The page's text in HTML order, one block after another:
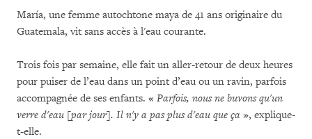
María, une femme autochtone maya de 41 ans originaire du
Guatemala, vit sans accès à l'eau courante.
Trois fois par semaine, elle fait un aller-retour de deux heures
pour puiser de l’eau dans un point d’eau ou un ravin, parfois
accompagnée de ses enfants. « Parfois, nous ne buvons qu'un
verre d'eau [par jour]. Il n'y a pas plus d'eau que ça », explique-
t-elle.